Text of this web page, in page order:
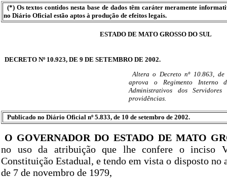
(*) Os textos contidos nesta base de dados têm caráter meramente
no Diário Oficial estão aptos à produção de efeitos legais.
ESTADO DE MATO GROSSO DO SUL
DECRETO Nº 10.923, DE 9 DE SETEMBRO DE 2002.
Altera o Decreto nº 10.863,
aprova o Regimento Interno
Administrativos dos
providências.
Publicado no Diário Oficial nº 5.833, de 10 de setembro de 2002.
O GOVERNADOR DO ESTADO DE MATO
no uso da atribuição que lhe confere o inciso
Constituição Estadual, e tendo em vista o disposto no
de 7 de novembro de 1979,